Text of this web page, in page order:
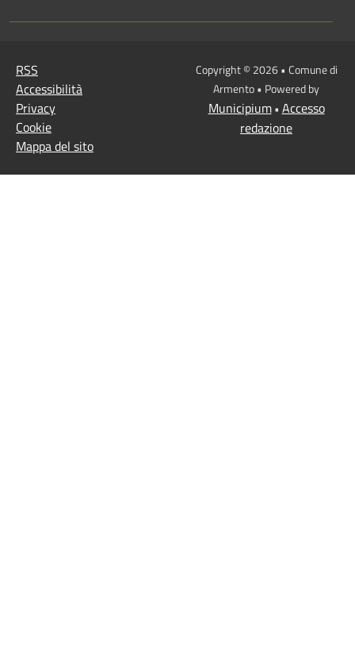
RSS
Accessibilità
Privacy
Cookie
Mappa del sito
Copyright © 2026 • Comune di
Armento • Powered by
Municipium• Accesso
redazione